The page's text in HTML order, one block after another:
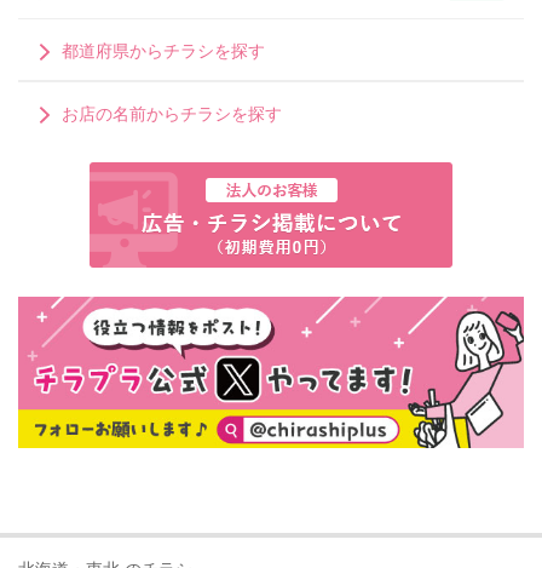
都道府県からチラシを探す
お店の名前からチラシを探す